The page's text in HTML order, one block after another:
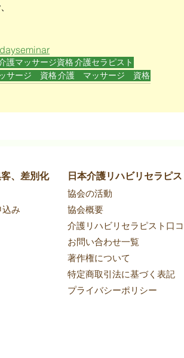
護マッサージ資格介護セラピスト
サージ 資格介護 マッサージ 資格
、差別化
み
日本介護リハビリセラピ
​協会の活動
​協会概要
介護リハビリセラピスト口
お問い合わせ一覧
著作権について
特定商取引法に基づく表記
プライバシーポリシー​